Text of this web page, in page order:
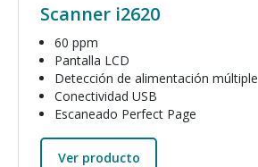
Scanner i2620
60 ppm
Pantalla LCD
Detección de alimentación múltiple
Conectividad USB
Escaneado Perfect Page
Ver producto